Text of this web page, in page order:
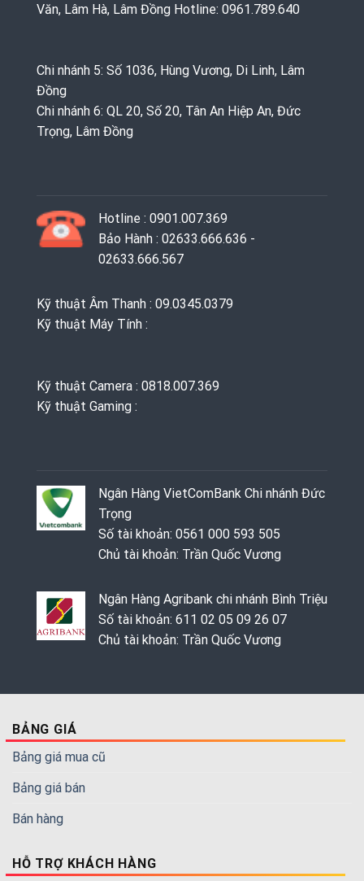
Văn, Lâm Hà, Lâm Đồng Hotline: 0961.789.640
Chi nhánh 5: Số 1036, Hùng Vương, Di Linh, Lâm
Đồng
Chi nhánh 6: QL 20, Số 20, Tân An Hiệp An, Đức
Trọng, Lâm Đồng
Hotline : 0901.007.369
Bảo Hành : 02633.666.636 -
02633.666.567
Kỹ thuật Âm Thanh : 09.0345.0379
Kỹ thuật Máy Tính :
Kỹ thuật Camera : 0818.007.369
Kỹ thuật Gaming ‭: ‬
Ngân Hàng VietComBank Chi nhánh Đức
Trọng
Số tài khoản: 0561 000 593 505
Chủ tài khoản: Trần Quốc Vương
Ngân Hàng Agribank chi nhánh Bình Triệu
Số tài khoản: 611 02 05 09 26 07
Chủ tài khoản: Trần Quốc Vương
BẢNG GIÁ
Bảng giá mua cũ
Bảng giá bán
Bán hàng
HỖ TRỢ KHÁCH HÀNG